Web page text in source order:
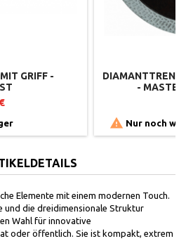
GRIFF -
-
 Nur noch
Elemente mit einem modernen Touch.
und die dreidimensionale Struktur
Wahl für innovative
oder öffentlich. Sie ist kompakt, extrem